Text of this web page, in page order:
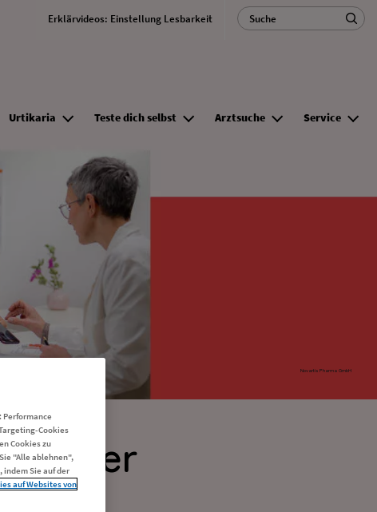
Utility Nav
Erklärvideos: Einstellung Lesbarkeit
Search
Urtikaria Teste dich selbst Arztsuche Service
Novartis Pharma GmbH
der
Performance
Cookies
Cookies zu
"Alle ablehnen",
Sie auf der
auf Websites von